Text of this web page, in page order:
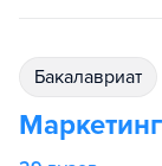
бакалавриат
Маркетинг